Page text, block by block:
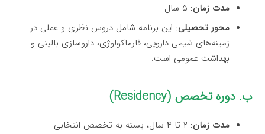
مدت زمان: ۵ سال
محور تحصیلی: این برنامه شامل دروس نظری و عملی در
زمینه‌های شیمی دارویی، فارماکولوژی، داروسازی بالینی و
بهداشت عمومی است.
ب. دوره تخصص (Residency)
مدت زمان: ۲ تا ۴ سال، بسته به تخصص انتخابی